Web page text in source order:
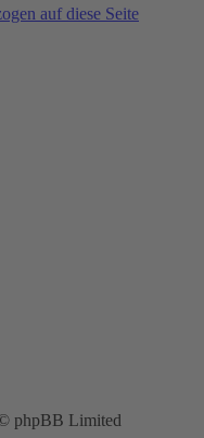
auf diese Seite
phpBB Limited